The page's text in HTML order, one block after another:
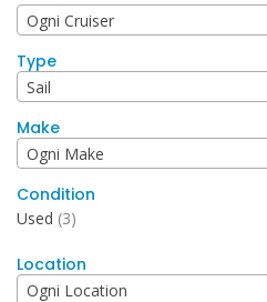
Ogni Cruiser
Type
Sail
Make
Ogni Make
Condition
Used (3)
Location
Ogni Location